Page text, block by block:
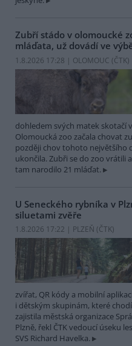
Zubří stádo v olomoucké
mláďata, už dovádí ve
1.8.2026 17:28 | OLOMOUC (ČTK)
dohledem svých matek skotačí
Olomoucká zoo začala chovat
později chov tohoto největšího
ukončila. Zubři se do zoo vrátili
tam narodilo 21 mláďat.
U Seneckého rybníka v
siluetami zvěře
1.8.2026 17:22 | PLZEŇ (ČTK)
zvířat, QR kódy a mobilní
i dětským skupinám, které
zajistila městská organizace
Plzně, řekl ČTK vedoucí úseku
SVS Richard Havelka.